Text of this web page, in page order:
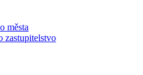
města
zastupitelstvo